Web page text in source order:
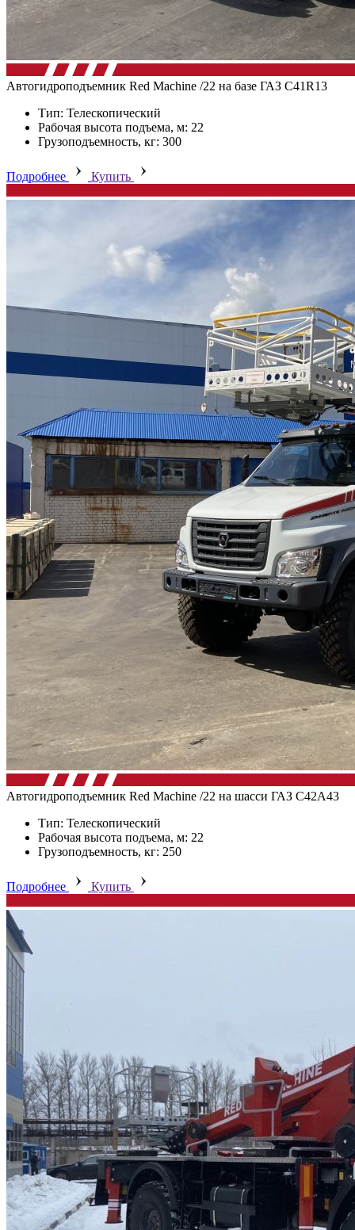
Автогидроподъемник Red Machine /22 на базе ГАЗ C41R13
Тип: Телескопический
Рабочая высота подъема, м: 22
Грузоподъемность, кг: 300
Подробнее Купить
Автогидроподъемник Red Machine /22 на шасси ГАЗ C42А43
Тип: Телескопический
Рабочая высота подъема, м: 22
Грузоподъемность, кг: 250
Подробнее Купить